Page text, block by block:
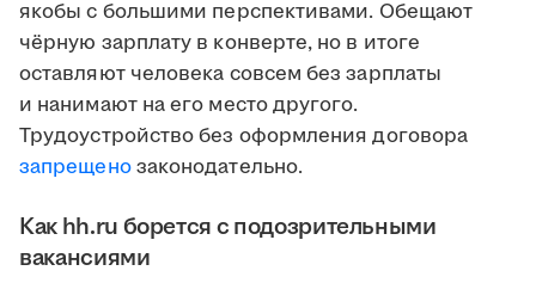
якобы с большими перспективами. Обещают
чёрную зарплату в конверте, но в итоге
оставляют человека совсем без зарплаты
и нанимают на его место другого.
Трудоустройство без оформления договора
запрещенозаконодательно.
Как hh.ru борется с подозрительными
вакансиями